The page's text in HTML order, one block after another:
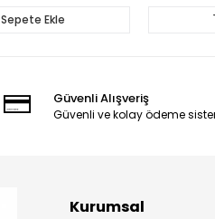
Sepete Ekle
Güvenli Alışveriş
Güvenli ve kolay ödeme
Kurumsal